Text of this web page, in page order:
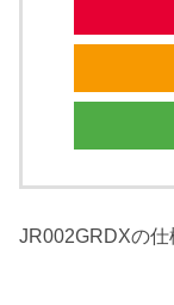
JR002GRDXの仕